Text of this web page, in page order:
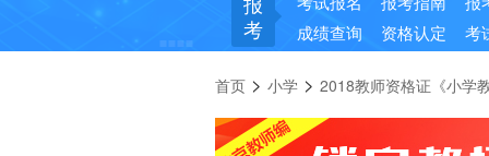
考
成绩查询
资格认定 考
首页> 小学> 2018教师资格证《小学